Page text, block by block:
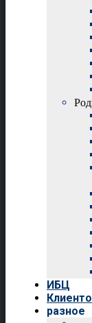
ИБЦ
разное